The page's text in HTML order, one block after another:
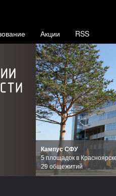
Акции RSS
Кампус СФУ
5 площадок в
29 общежитий